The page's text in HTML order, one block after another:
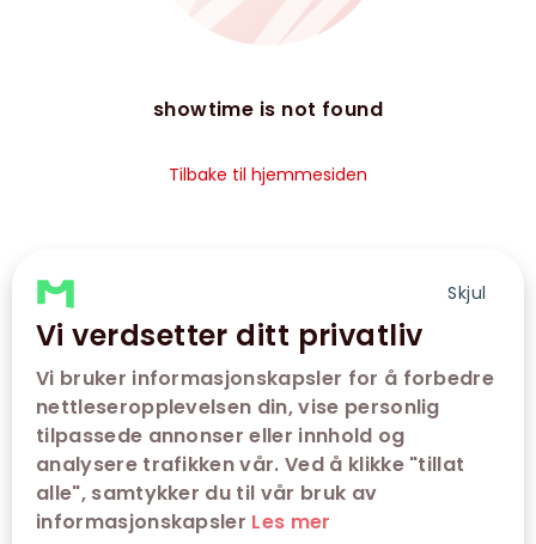
Skjul
Vi verdsetter ditt privatliv
Vi bruker informasjonskapsler for å forbedre
nettleseropplevelsen din, vise personlig
tilpassede annonser eller innhold og
analysere trafikken vår. Ved å klikke "tillat
alle", samtykker du til vår bruk av
informasjonskapsler Les mer
showtime is not found
Tilbake til hjemmesiden